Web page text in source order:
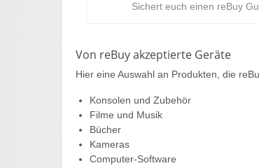
Sichert euch einen reBuy
Von reBuy akzeptierte Geräte
Hier eine Auswahl an Produkten, die
Konsolen und Zubehör
Filme und Musik
Bücher
Kameras
Computer-Software